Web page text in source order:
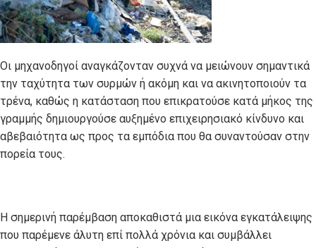
Οι μηχανοδηγοί αναγκάζονταν συχνά να μειώνουν σημαντικά
την ταχύτητα των συρμών ή ακόμη και να ακινητοποιούν τα
τρένα, καθώς η κατάσταση που επικρατούσε κατά μήκος της
γραμμής δημιουργούσε αυξημένο επιχειρησιακό κίνδυνο και
αβεβαιότητα ως προς τα εμπόδια που θα συναντούσαν στην
πορεία τους.
Η σημερινή παρέμβαση αποκαθιστά μια εικόνα εγκατάλειψης
που παρέμενε άλυτη επί πολλά χρόνια και συμβάλλει